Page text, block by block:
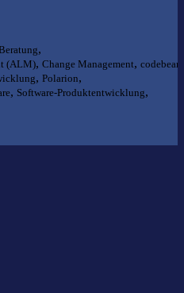
,
(ALM), Change Management,
, Polarion,
, Software-Produktentwicklung,